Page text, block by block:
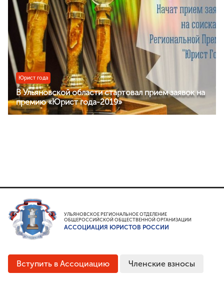
Премия им. И.И.Дмитриева
Моя законотворческая инициатива
ПРЕСС-СЛУЖБА
Лента новостей
Буклеты
Видео
Контакты
Юрист года
В Ульяновской области стартовал прием заявок на
премию «Юрист года-2019»
УЛЬЯНОВСКОЕ РЕГИОНАЛЬНОЕ ОТДЕЛЕНИЕ
ОБЩЕРОССИЙСКОЙ ОБЩЕСТВЕННОЙ ОРГАНИЗАЦИИ
АССОЦИАЦИЯ ЮРИСТОВ РОССИИ
Вступить в Ассоциацию Членские взносы